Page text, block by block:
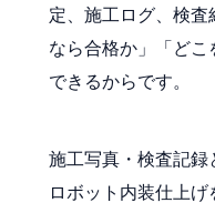
定、施工ログ、検
なら合格か」「ど
できるからです。
施工写真・検査記録
ロボット内装仕上